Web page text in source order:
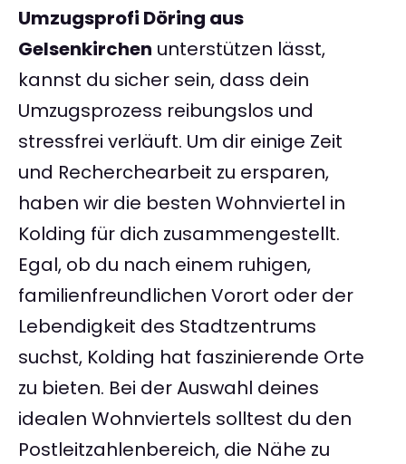
Umzugsprofi Döring aus
Gelsenkirchen unterstützen lässt,
kannst du sicher sein, dass dein
Umzugsprozess reibungslos und
stressfrei verläuft. Um dir einige Zeit
und Recherchearbeit zu ersparen,
haben wir die besten Wohnviertel in
Kolding für dich zusammengestellt.
Egal, ob du nach einem ruhigen,
familienfreundlichen Vorort oder der
Lebendigkeit des Stadtzentrums
suchst, Kolding hat faszinierende Orte
zu bieten. Bei der Auswahl deines
idealen Wohnviertels solltest du den
Postleitzahlenbereich, die Nähe zu